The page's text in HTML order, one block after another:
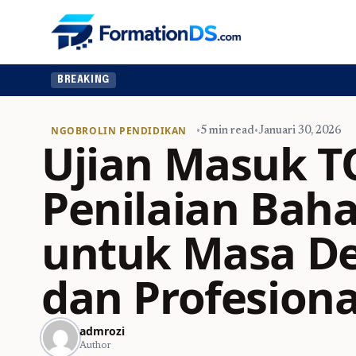
BREAKING
NGOBROLIN PENDIDIKAN •5 min read•Januari 30, 2026
Ujian Masuk
Penilaian
untuk Masa
dan
admrozi
Author